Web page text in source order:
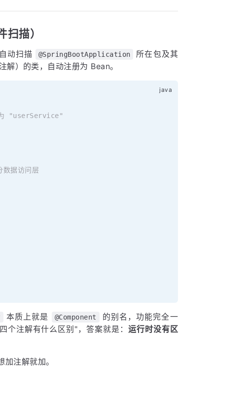
扫描）
动扫描 @SpringBootApplication
所在包及其
解）的类，自动注册为 Bean。
为 "userService"
据访问层
本质上就是 @Component
的别名，功能完全一
个注解有什么区别"，答案就是： 运行时没有区
注解就加。